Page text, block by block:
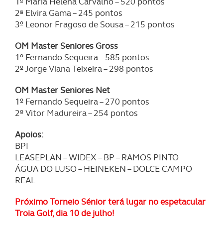
tecnologias similares pode ter impacto na sua
experiência de navegação no Website e nos serviços
disponibilizados.
Consulte a política de cookies do site.
2ª Elvira Gama – 245 pontos
3º Leonor Fragoso de Sousa – 215 pontos
OM Master Seniores Gross
1º Fernando Sequeira – 585 pontos
2º Jorge Viana Teixeira – 298 pontos
OM Master Seniores Net
1º Fernando Sequeira – 270 pontos
2º Vitor Madureira – 254 pontos
Apoios:
BPI
LEASEPLAN – WIDEX – BP – RAMOS PINTO
ÁGUA DO LUSO – HEINEKEN – DOLCE CAMPO
REAL
Próximo Torneio Sénior terá lugar no espetacular
Troia Golf, dia 10 de julho!